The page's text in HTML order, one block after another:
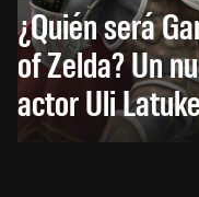
¿Quién será
of Zelda? Un
actor Uli